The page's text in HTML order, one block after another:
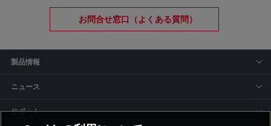
お問合せ窓口（よくある質問）
製品情報
ニュース
サポート